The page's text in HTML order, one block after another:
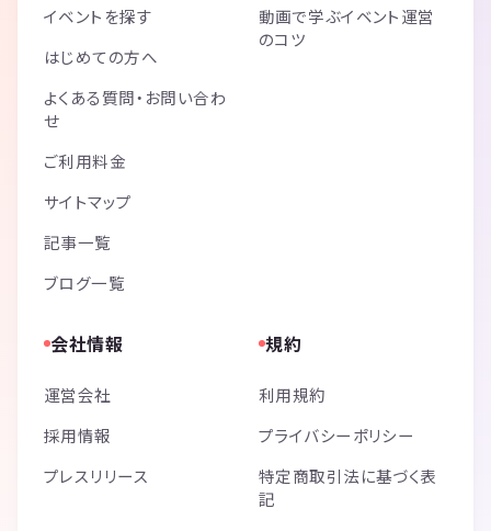
イベントを探す
はじめての方へ
よくある質問・お問い合わ
せ
ご利用料金
サイトマップ
記事一覧
ブログ一覧
動画で学ぶイベント運営
のコツ
会社情報
運営会社
採用情報
プレスリリース
規約
利用規約
プライバシーポリシー
特定商取引法に基づく表
記